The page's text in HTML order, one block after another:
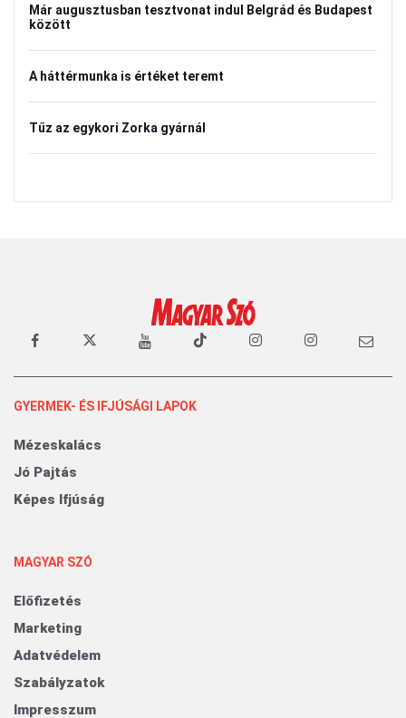
Már augusztusban tesztvonat indul Belgrád és Budapest
között
A háttérmunka is értéket teremt
Tűz az egykori Zorka gyárnál
GYERMEK- ÉS IFJÚSÁGI LAPOK
Mézeskalács
Jó Pajtás
Képes Ifjúság
MAGYAR SZÓ
Előfizetés
Marketing
Adatvédelem
Szabályzatok
Impresszum